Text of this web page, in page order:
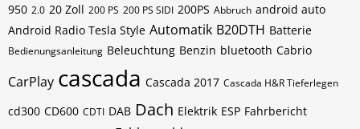
950 2.0 20 Zoll 200 PS 200 PS SIDI 200PS Abbruch android auto
Android Radio Tesla Style Automatik B20DTH Batterie
Bedienungsanleitung Beleuchtung Benzin bluetooth Cabrio
CarPlay cascada Cascada 2017 Cascada H&R Tieferlegen
cd300 CD600 CDTI DAB Dach Elektrik ESP Fahrbericht